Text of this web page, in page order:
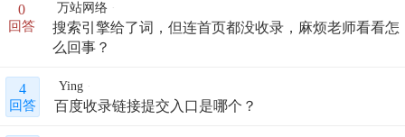
0
回答
万站网络
搜索引擎给了词，但连首页都没收录，麻烦老师看看怎
么回事？
4
回答
Ying
百度收录链接提交入口是哪个？